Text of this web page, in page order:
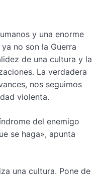
y una enorme
no son la Guerra
de una cultura y la
La verdadera
nos seguimos
violenta.
del enemigo
se haga», apunta
una cultura. Pone de